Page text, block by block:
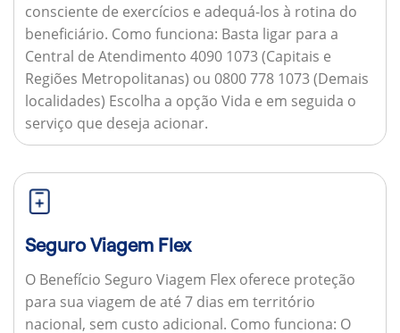
consciente de exercícios e adequá-los à rotina do
beneficiário. Como funciona: Basta ligar para a
Central de Atendimento 4090 1073 (Capitais e
Regiões Metropolitanas) ou 0800 778 1073 (Demais
localidades) Escolha a opção Vida e em seguida o
serviço que deseja acionar.
Seguro Viagem Flex
O Benefício Seguro Viagem Flex oferece proteção
para sua viagem de até 7 dias em território
nacional, sem custo adicional. Como funciona: O